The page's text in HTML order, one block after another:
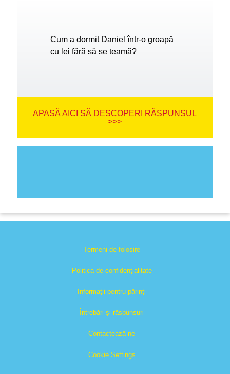
Cum a dormit Daniel într-o groapă
cu lei fără să se teamă?
APASĂ AICI SĂ DESCOPERI RĂSPUNSUL
>>>
Termeni de folosire
Politica de confidențialitate
Informații pentru părinți
Întrebări și răspunsuri
Contactează-ne
Cookie Settings